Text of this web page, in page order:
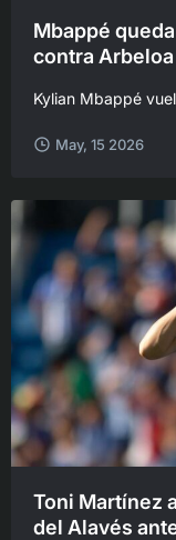
Mbappé
contra Arbeloa
Kylian Mbappé
May, 15 2026
Toni Martínez
del Alavés